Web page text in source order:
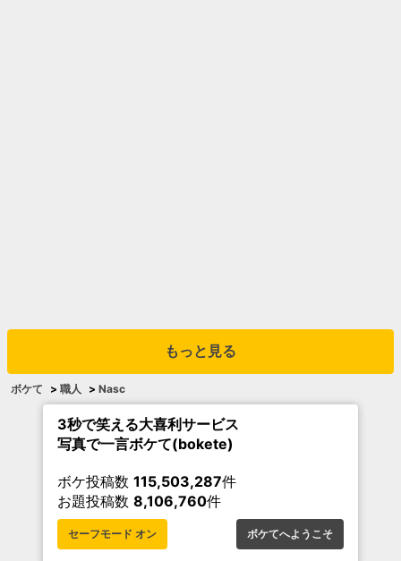
もっと見る
ボケて > 職人 > Nasc
3秒で笑える大喜利サービス
写真で一言ボケて(bokete)
ボケ投稿数 115,503,287件
お題投稿数 8,106,760件
セーフモード オン ボケてへようこそ